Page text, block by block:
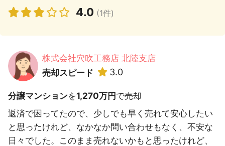
4.0 (1件)
株式会社穴吹工務店 北陸支店
売却スピード
3.0
分譲マンションを1,270万円で売却
返済で困ってたので、少しでも早く売れて安心したい
と思ったけれど、なかなか問い合わせもなく、不安な
日々でした。このまま売れないかもと思ったけれど、